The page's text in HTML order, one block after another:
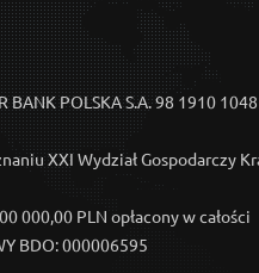
BANK POLSKA S.A. 98 1910
XXI Wydział Gospodarczy
000,00 PLN opłacony w całości
BDO: 000006595